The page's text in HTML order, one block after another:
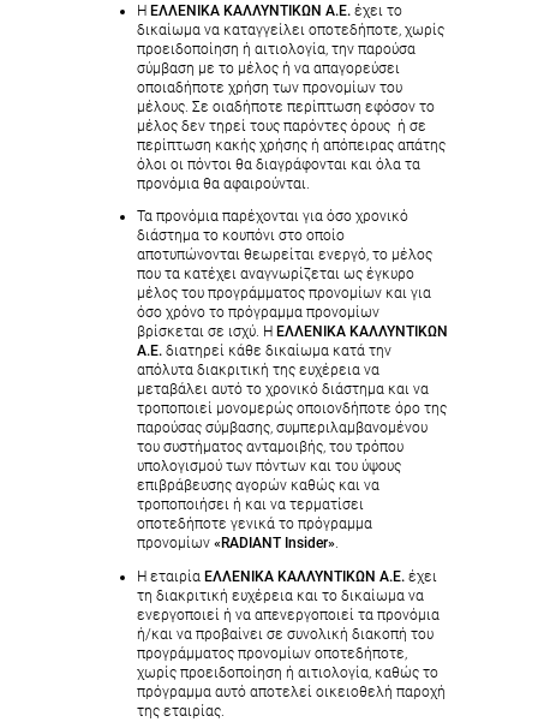
ΗΕΛΛΕΝΙΚΑ ΚΑΛΛΥΝΤΙΚΩΝ Α.Ε. έχει το
δικαίωμα να καταγγείλει οποτεδήποτε, χωρίς
προειδοποίηση ή αιτιολογία, την παρούσα
σύμβαση με το μέλος ή να απαγορεύσει
οποιαδήποτε χρήση των προνομίων του
μέλους. Σε οιαδήποτε περίπτωση εφόσον το
μέλος δεν τηρεί τους παρόντες όρους ή σε
περίπτωση κακής χρήσης ή απόπειρας απάτης
όλοι οι πόντοι θα διαγράφονται και όλα τα
προνόμια θα αφαιρούνται.
Τα προνόμια παρέχονται για όσο χρονικό
διάστημα το κουπόνι στο οποίο
αποτυπώνονται θεωρείται ενεργό, το μέλος
που τα κατέχει αναγνωρίζεται ως έγκυρο
μέλος του προγράμματος προνομίων και για
όσο χρόνο το πρόγραμμα προνομίων
βρίσκεται σε ισχύ. Η ΕΛΛΕΝΙΚΑ ΚΑΛΛΥΝΤΙΚΩΝ
Α.Ε. διατηρεί κάθε δικαίωμα κατά την
απόλυτα διακριτική της ευχέρεια να
μεταβάλει αυτό το χρονικό διάστημα και να
τροποποιεί μονομερώς οποιονδήποτε όρο της
παρούσας σύμβασης, συμπεριλαμβανομένου
του συστήματος ανταμοιβής, του τρόπου
υπολογισμού των πόντων και του ύψους
επιβράβευσης αγορών καθώς και να
τροποποιήσει ή και να τερματίσει
οποτεδήποτε γενικά το πρόγραμμα
προνομίων«RADIANT Insider».
Η εταιρία ΕΛΛΕΝΙΚΑ ΚΑΛΛΥΝΤΙΚΩΝ Α.Ε. έχει
τη διακριτική ευχέρεια και το δικαίωμα να
ενεργοποιεί ή να απενεργοποιεί τα προνόμια
ή/και να προβαίνει σε συνολική διακοπή του
προγράμματος προνομίων οποτεδήποτε,
χωρίς προειδοποίηση ή αιτιολογία, καθώς το
πρόγραμμα αυτό αποτελεί οικειοθελή παροχή
της εταιρίας.